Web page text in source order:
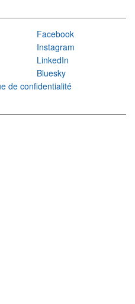
Facebook
Instagram
LinkedIn
Bluesky
de confidentialité